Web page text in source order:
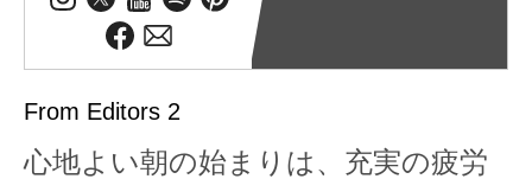
From Editors 2
心地よい朝の始まりは、充実の疲労